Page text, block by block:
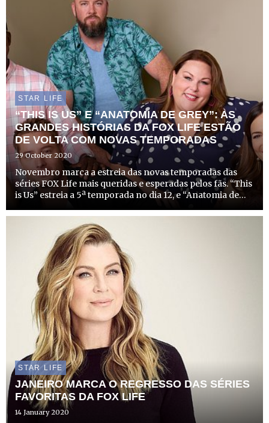
STAR LIFE
“THIS IS US” E “ANATOMIA DE GREY”: AS
GRANDES HISTÓRIAS DA FOX LIFE ESTÃO
DE VOLTA COM NOVAS TEMPORADAS
29 October 2020
Novembro marca a estreia das novas temporadas das
séries FOX Life mais queridas e esperadas pelos fãs. “This
is Us” estreia a 5ª temporada no dia 12, e “Anatomia de
22h20 e com uma emissão especial de 90 minutos.
STAR LIFE
JANEIRO MARCA O REGRESSO DAS SÉRIES
FAVORITAS DA FOX LIFE
14 January 2020